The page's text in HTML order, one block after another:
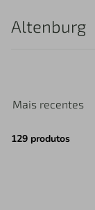
Altenburg
Mais recentes
129 produtos
perfume
4º air fryer